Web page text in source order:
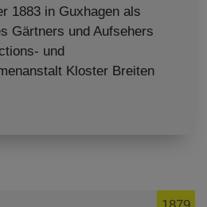
1883 in Guxhagen als
Gärtners und Aufsehers
und
Kloster Breiten